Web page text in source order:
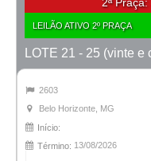
LEILÃO ATIVO 2º PRAÇA
2603
Belo Horizonte, MG
Início:
Término: 13/08/2026